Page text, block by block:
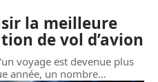
la meilleure
de vol d’avion
voyage est devenue plus
année, un nombre…